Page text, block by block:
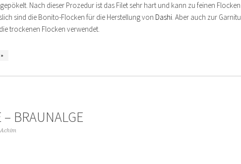
Nach dieser Prozedur ist das Filet sehr hart und kann zu feinen
sind die Bonito-Flocken für die Herstellung von Dashi. Aber auch zur
trockenen Flocken verwendet.
– BRAUNALGE
Achim